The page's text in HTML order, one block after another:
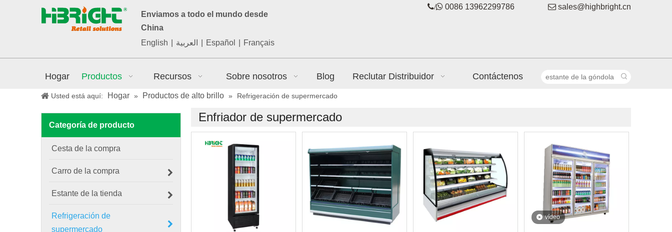
Enviamos a todo el mundo desde
China
English
العربية Español Français
/ 0086 13962299786  sales@highbright.cn
Hogar Productos Recursos Sobre nosotros Blog Reclutar Distribuidor Contáctenos
Usted está aquí: Hogar » Productos de alto brillo » Refrigeración de supermercado
Categoría de producto
Cesta de la compra
Carro de la compra
Estante de la tienda
Refrigeración de
supermercado
Enfriador de supermercado
vídeo